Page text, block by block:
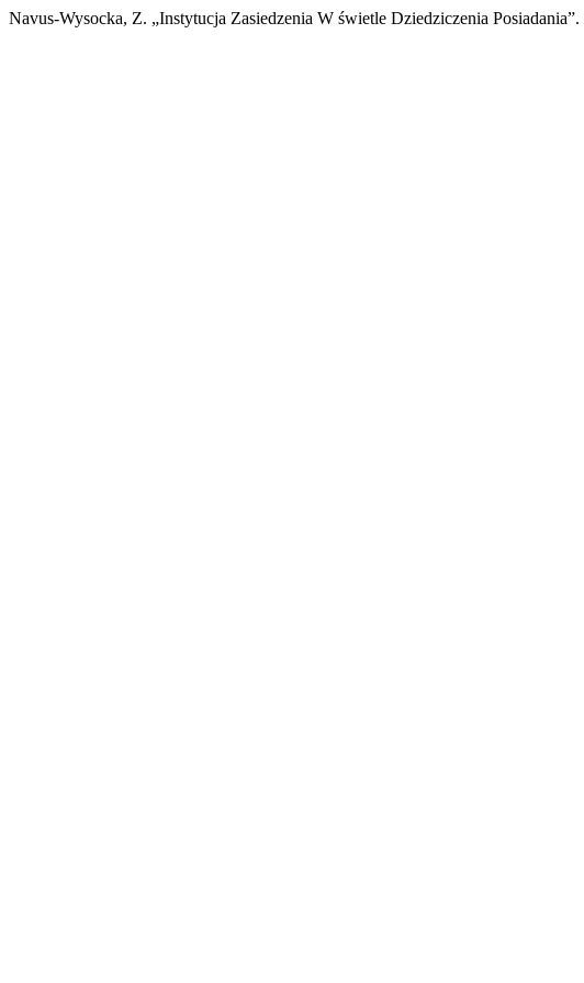
Navus-Wysocka, Z. „Instytucja Zasiedzenia W świetle Dziedziczenia Posiadania”.